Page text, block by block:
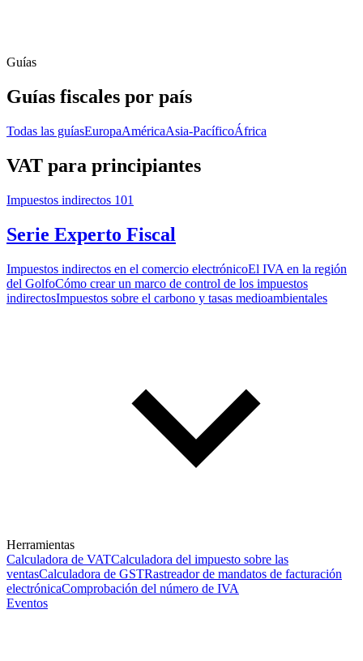
Guías
Guías fiscales por país
Todas las guíasEuropaAméricaAsia-PacíficoÁfrica
VAT para principiantes
Impuestos indirectos 101
Serie Experto Fiscal
Impuestos indirectos en el comercio electrónicoEl IVA en la región
del GolfoCómo crear un marco de control de los impuestos
indirectosImpuestos sobre el carbono y tasas medioambientales
Herramientas
Calculadora de VATCalculadora del impuesto sobre las
ventasCalculadora de GSTRastreador de mandatos de facturación
electrónicaComprobación del número de IVA
Eventos